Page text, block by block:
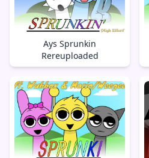
Ays Sprunkin
Rereuploaded